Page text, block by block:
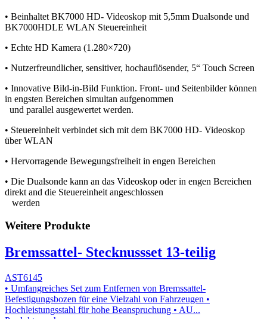
• Beinhaltet BK7000 HD- Videoskop mit 5,5mm Dualsonde und
BK7000HDLE WLAN Steuereinheit
• Echte HD Kamera (1.280×720)
• Nutzerfreundlicher, sensitiver, hochauflösender, 5“ Touch Screen
• Innovative Bild-in-Bild Funktion. Front- und Seitenbilder können
in engsten Bereichen simultan aufgenommen
und parallel ausgewertet werden.
• Steuereinheit verbindet sich mit dem BK7000 HD- Videoskop
über WLAN
• Hervorragende Bewegungsfreiheit in engen Bereichen
• Die Dualsonde kann an das Videoskop oder in engen Bereichen
direkt and die Steuereinheit angeschlossen
werden
Weitere Produkte
Bremssattel- Stecknussset 13-teilig
AST6145
• Umfangreiches Set zum Entfernen von Bremssattel-
Befestigungsbozen für eine Vielzahl von Fahrzeugen •
Hochleistungsstahl für hohe Beanspruchung • AU...